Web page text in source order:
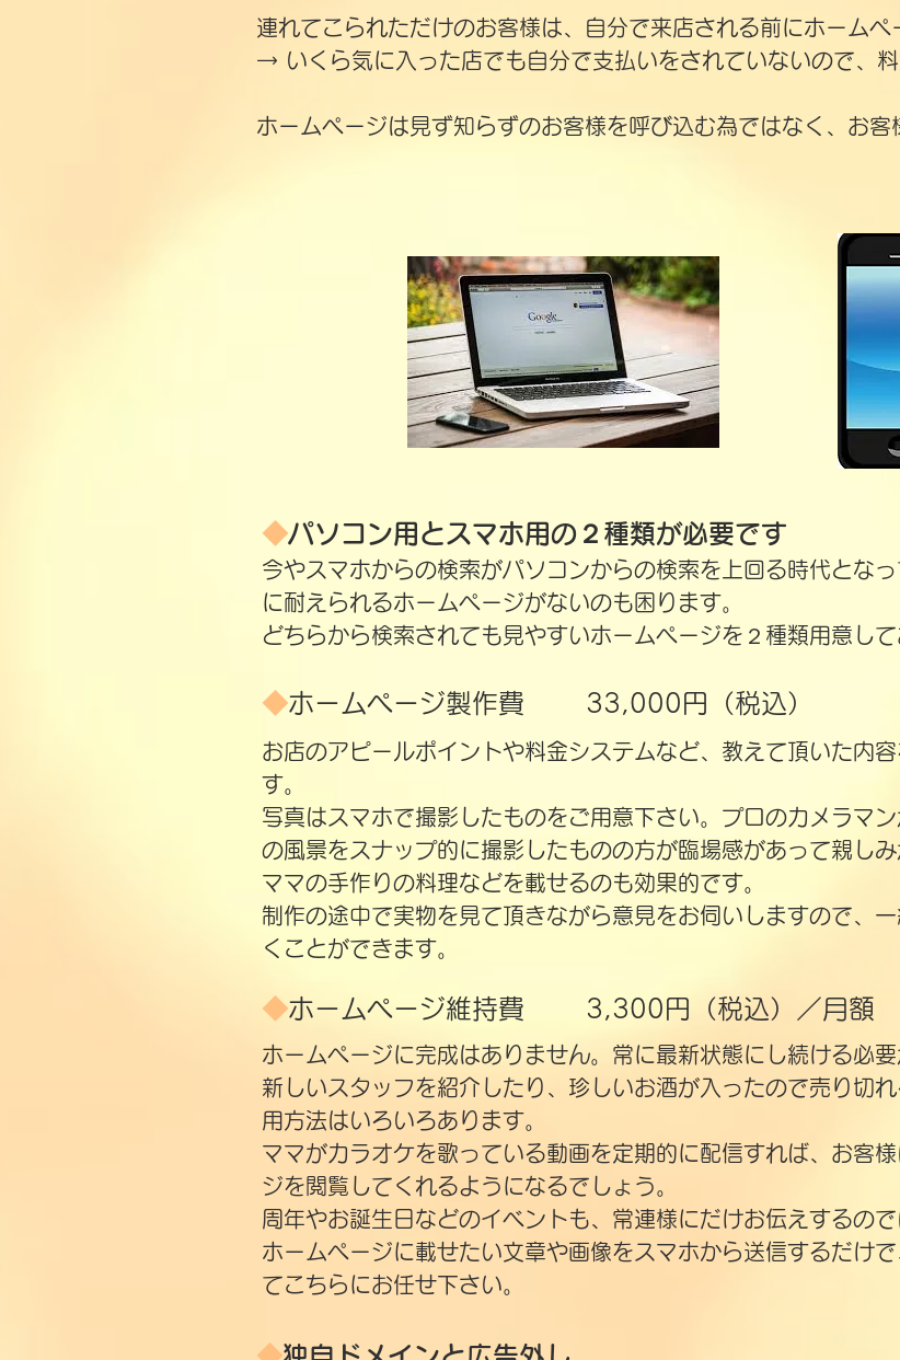
連れてこられただけのお客様は、自分で来店される前にホームペ
→ いくら気に入った店でも自分で支払いをされていないので、料
ホームページは見ず知らずのお客様を呼び込む為ではなく、お客
◆パソコン用とスマホ用の２種類が必要です
今やスマホからの検索がパソコンからの検索を上回る時代とな
に耐えられるホームページがないのも困ります。
どちらから検索されても見やすいホームページを２種類用意して
◆ホームページ製作費 33,000円（税込）
お店のアピールポイントや料金システムなど、教えて頂いた内
す。
写真はスマホで撮影したものをご用意下さい。プロのカメラマ
の風景をスナップ的に撮影したものの方が臨場感があって親しみ
ママの手作りの料理などを載せるのも効果的です。
制作の途中で実物を見て頂きながら意見をお伺いしますので、
くことができます。
◆ホームページ維持費 3,300円（税込） ​／月額
ホームページに完成はありません。常に最新状態にし続ける必要
新しいスタッフを紹介したり、珍しいお酒が入ったので売り切
用方法はいろいろあります。
ママがカラオケを歌っている動画を定期的に配信すれば、お客
ジを閲覧してくれるようになるでしょう。
周年やお誕生日などのイベントも、常連様にだけお伝えするので
ホームページに載せたい文章や画像をスマホから送信するだけ
てこちらにお任せ下さい。